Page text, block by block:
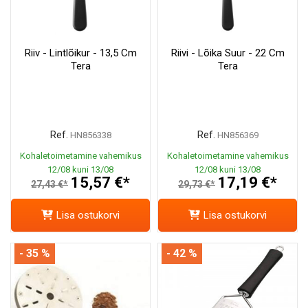
Riiv - Lintlõikur - 13,5 Cm
Tera
Ref. HN856338
Kohaletoimetamine vahemikus
12/08 kuni 13/08
27,43 €* 15,57 €*
Lisa ostukorvi
Riivi - Lõika Suur - 22 Cm
Tera
Ref. HN856369
Kohaletoimetamine vahemikus
12/08 kuni 13/08
29,73 €* 17,19 €*
Lisa ostukorvi
- 35 % - 42 %